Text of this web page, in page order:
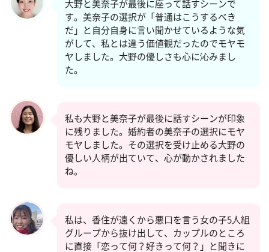
大野と美奈子が最後に座って話すシーンで
す。美奈子の選択が「普通はこうするべき
だ」と自分自身に言い聞かせているような気
がして、私とは違う価値観だったのでモヤモ
ヤしました。大野の優しさも心に沁みまし
た。
私も大野と美奈子が最後に話すシーンが印象
に残りました。婚約者の美奈子の選択にモヤ
モヤしました。その選択を受け止める大野の
優しい人柄が出ていて、心が動かされました
ね。
私は、香住が遠くから悪口を言う女の子5人組
グループから抜け出して、カップルのところ
に直接「恋って何？好きって何？」と聞きに